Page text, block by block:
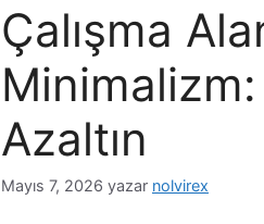
Çalışma
Azaltın
Mayıs 7, 2026 yazar nolvirex